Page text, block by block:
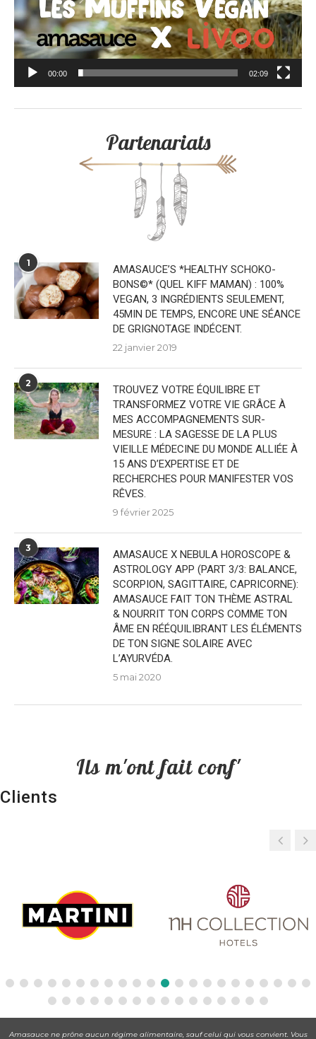
00:00 02:09
Partenariats
1
AMASAUCE’S *HEALTHY SCHOKO-
BONS©* (QUEL KIFF MAMAN) : 100%
VEGAN, 3 INGRÉDIENTS SEULEMENT,
45MIN DE TEMPS, ENCORE UNE SÉANCE
DE GRIGNOTAGE INDÉCENT.
22 janvier 2019
2
TROUVEZ VOTRE ÉQUILIBRE ET
TRANSFORMEZ VOTRE VIE GRÂCE À
MES ACCOMPAGNEMENTS SUR-
MESURE : LA SAGESSE DE LA PLUS
VIEILLE MÉDECINE DU MONDE ALLIÉE À
15 ANS D’EXPERTISE ET DE
RECHERCHES POUR MANIFESTER VOS
RÊVES.
9 février 2025
3
AMASAUCE X NEBULA HOROSCOPE &
ASTROLOGY APP (PART 3/3: BALANCE,
SCORPION, SAGITTAIRE, CAPRICORNE):
AMASAUCE FAIT TON THÈME ASTRAL
& NOURRIT TON CORPS COMME TON
ÂME EN RÉÉQUILIBRANT LES ÉLÉMENTS
DE TON SIGNE SOLAIRE AVEC
L’AYURVÉDA.
5 mai 2020
Ils m'ont fait conf'
Clients
Amasauce ne prône aucun régime alimentaire, sauf celui qui vous convient. Vous